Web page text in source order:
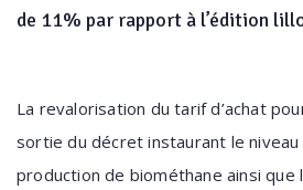
de 11% par rapport à l’édition
La revalorisation du tarif d’achat
sortie du décret instaurant le
production de biométhane ainsi que